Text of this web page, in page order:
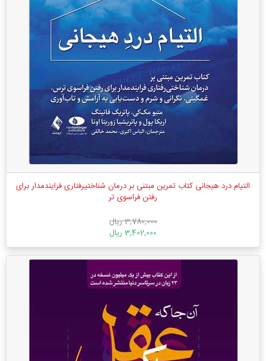
التیام درد هیجانی کتاب تمرین مبتنی بر درمان شناختیرفتاری فرایندمدار برای
رفتن فراسوی تر
3,780,000 ریال
3,402,000 ریال